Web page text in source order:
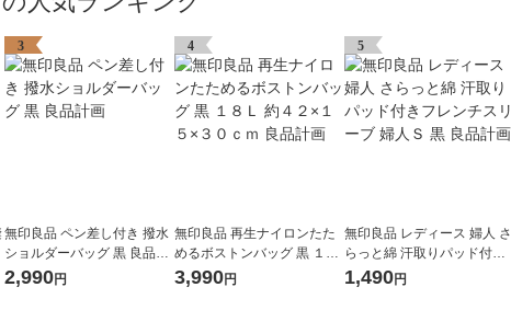
3
無印良品 ペン差し付き 撥水
ショルダーバッグ 黒 良品計
画
2,990円
4
無印良品 再生ナイロンたた
めるボストンバッグ 黒 １８
Ｌ 約４２×１５×３０ｃｍ 良
3,990円
5
無印良品 レディース 婦人 さ
らっと綿 汗取りパッド付き
フレンチスリーブ 婦人Ｓ 黒
1,490円